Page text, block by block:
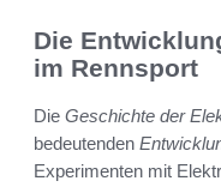
Die
im Rennsport
Die Geschichte der
bedeutenden
Experimenten mit